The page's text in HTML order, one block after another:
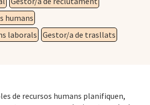
humans
laborals Gestor/a de trasllats
de recursos humans planifiquen,